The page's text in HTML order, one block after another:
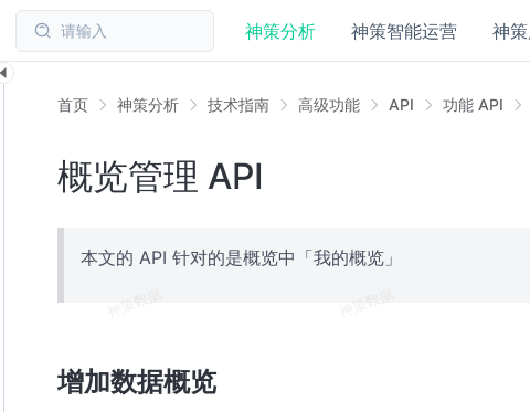
请输入 神策分析 神策智能运营 神
首页 神策分析 技术指南 高级功能 API 功能 API
概览管理 API
本文的 API 针对的是概览中「我的概览」
增加数据概览